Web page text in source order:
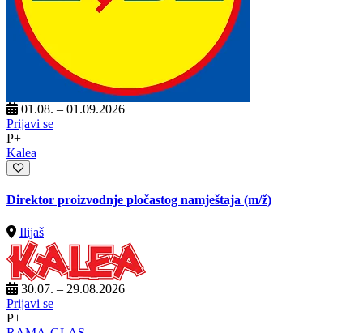
01.08. – 01.09.2026
Prijavi se
P+
Kalea
Direktor proizvodnje pločastog namještaja (m/ž)
Ilijaš
30.07. – 29.08.2026
Prijavi se
P+